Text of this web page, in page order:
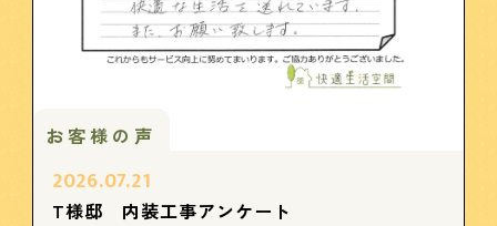
お客様の声
2026.07.21
T様邸 内装工事アンケート